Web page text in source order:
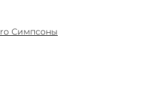
Симпсоны